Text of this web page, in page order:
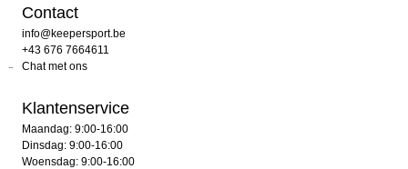
Contact
info@keepersport.be
+43 676 7664611
Chat met ons
Klantenservice
Maandag: 9:00-16:00
Dinsdag: 9:00-16:00
Woensdag: 9:00-16:00